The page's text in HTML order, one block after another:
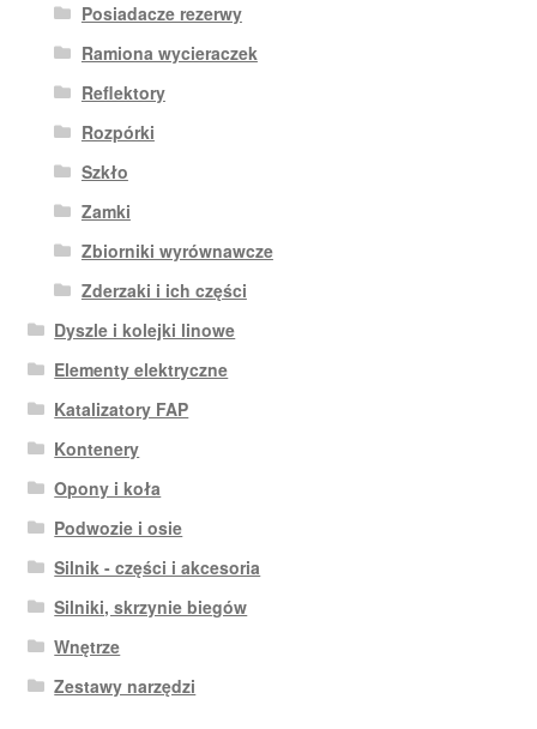
Posiadacze rezerwy
Ramiona wycieraczek
Reflektory
Rozpórki
Szkło
Zamki
Zbiorniki wyrównawcze
Zderzaki i ich części
Dyszle i kolejki linowe
Elementy elektryczne
Katalizatory FAP
Kontenery
Opony i koła
Podwozie i osie
Silnik - części i akcesoria
Silniki, skrzynie biegów
Wnętrze
Zestawy narzędzi